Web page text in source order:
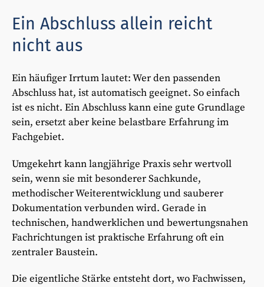
Ein Abschluss allein reicht
nicht aus
Ein häufiger Irrtum lautet: Wer den passenden
Abschluss hat, ist automatisch geeignet. So einfach
ist es nicht. Ein Abschluss kann eine gute Grundlage
sein, ersetzt aber keine belastbare Erfahrung im
Fachgebiet.
Umgekehrt kann langjährige Praxis sehr wertvoll
sein, wenn sie mit besonderer Sachkunde,
methodischer Weiterentwicklung und sauberer
Dokumentation verbunden wird. Gerade in
technischen, handwerklichen und bewertungsnahen
Fachrichtungen ist praktische Erfahrung oft ein
zentraler Baustein.
Die eigentliche Stärke entsteht dort, wo Fachwissen,